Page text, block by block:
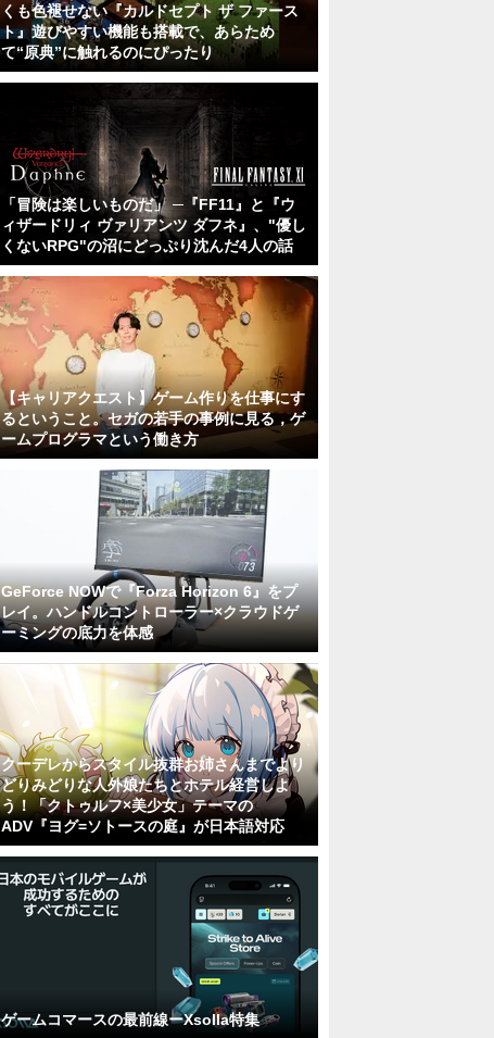
くも色褪せない『カルドセプト ザ ファース
ト』遊びやすい機能も搭載で、あらため
て“原典”に触れるのにぴったり
「冒険は楽しいものだ」 ─『FF11』と『ウ
ィザードリィ ヴァリアンツ ダフネ』、"優し
くないRPG"の沼にどっぷり沈んだ4人の話
【キャリアクエスト】ゲーム作りを仕事にす
るということ。セガの若手の事例に見る，ゲ
ームプログラマという働き方
GeForce NOWで『Forza Horizon 6』をプ
レイ。ハンドルコントローラー×クラウドゲ
ーミングの底力を体感
クーデレからスタイル抜群お姉さんまでより
どりみどりな人外娘たちとホテル経営しよ
う！「クトゥルフ×美少女」テーマの
ADV『ヨグ=ソトースの庭』が日本語対応
ゲームコマースの最前線ーXsolla特集